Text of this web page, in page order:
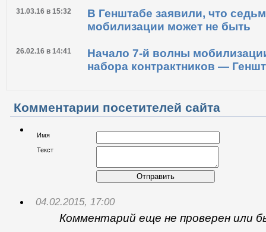
31.03.16 в 15:32
В Генштабе заявили, что
мобилизации может не быть
26.02.16 в 14:41
Начало 7-й волны
набора контрактников —
Комментарии посетителей сайта
Имя
Текст
Отправить
04.02.2015, 17:00
Комментарий еще не проверен или